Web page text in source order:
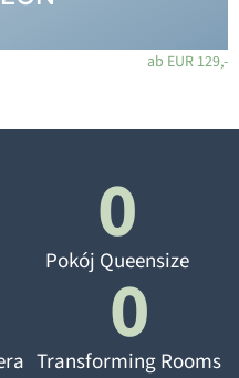
ab EUR 129,-
Transforming Rooms
0
Pokój Queensize
0